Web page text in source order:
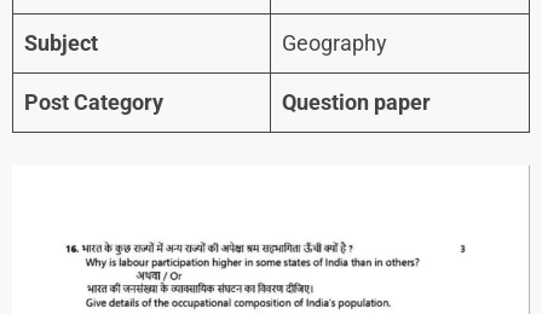
Subject Geography
Post Category Question paper